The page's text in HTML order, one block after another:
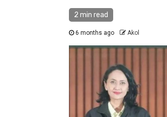
2 min read
6 months ago Akol